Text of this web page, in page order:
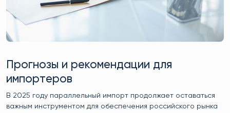
Прогнозы и рекомендации для
импортеров
В 2025 году параллельный импорт продолжает оставаться
важным инструментом для обеспечения российского рынка